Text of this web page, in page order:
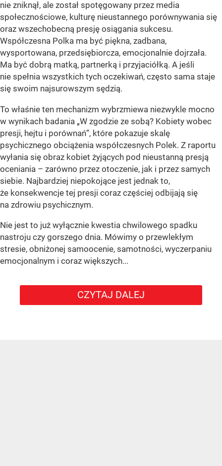
nie zniknął, ale został spotęgowany przez media
społecznościowe, kulturę nieustannego porównywania się
oraz wszechobecną presję osiągania sukcesu.
Współczesna Polka ma być piękna, zadbana,
wysportowana, przedsiębiorcza, emocjonalnie dojrzała.
Ma być dobrą matką, partnerką i przyjaciółką. A jeśli
nie spełnia wszystkich tych oczekiwań, często sama staje
się swoim najsurowszym sędzią.
To właśnie ten mechanizm wybrzmiewa niezwykle mocno
w wynikach badania „W zgodzie ze sobą? Kobiety wobec
presji, hejtu i porównań”, które pokazuje skalę
psychicznego obciążenia współczesnych Polek. Z raportu
wyłania się obraz kobiet żyjących pod nieustanną presją
oceniania – zarówno przez otoczenie, jak i przez samych
siebie. Najbardziej niepokojące jest jednak to,
że konsekwencje tej presji coraz częściej odbijają się
na zdrowiu psychicznym.
Nie jest to już wyłącznie kwestia chwilowego spadku
nastroju czy gorszego dnia. Mówimy o przewlekłym
stresie, obniżonej samoocenie, samotności, wyczerpaniu
emocjonalnym i coraz większych...
CZYTAJ DALEJ